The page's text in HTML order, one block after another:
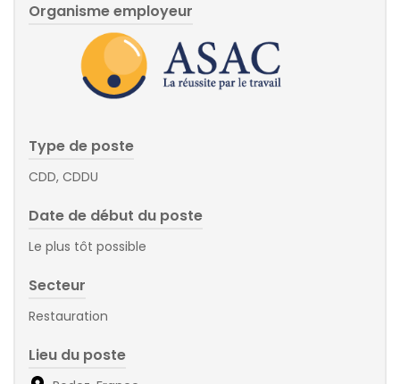
Organisme employeur
Type de poste
CDD, CDDU
Date de début du poste
Le plus tôt possible
Secteur
Restauration
Lieu du poste